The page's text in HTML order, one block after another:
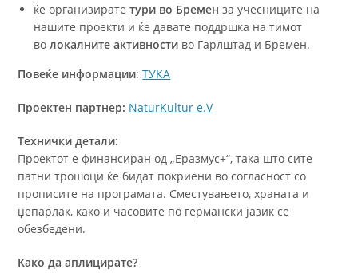
ќе организиратетури во Бремен за учесниците на
нашите проекти и ќе давате поддршка на тимот
волокалните активности во Гарлштад и Бремен.
Повеќе информации:ТУКА
Проектен партнер: NaturKultur e.V
Технички детали:
Проектот е финансиран од „Еразмус+“, така што сите
патни трошоци ќе бидат покриени во согласност со
прописите на програмата. Сместувањето,храната и
џепарлак, како и часовите по германски јазик се
обезбедени.
Како да аплицирате?